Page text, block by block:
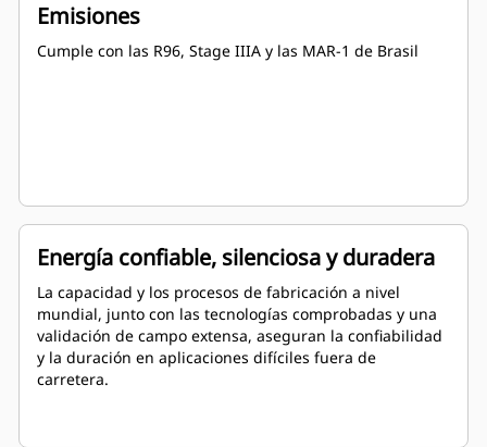
Emisiones
Cumple con las R96, Stage IIIA y las MAR-1 de Brasil
Energía confiable, silenciosa y duradera
La capacidad y los procesos de fabricación a nivel
mundial, junto con las tecnologías comprobadas y una
validación de campo extensa, aseguran la confiabilidad
y la duración en aplicaciones difíciles fuera de
carretera.